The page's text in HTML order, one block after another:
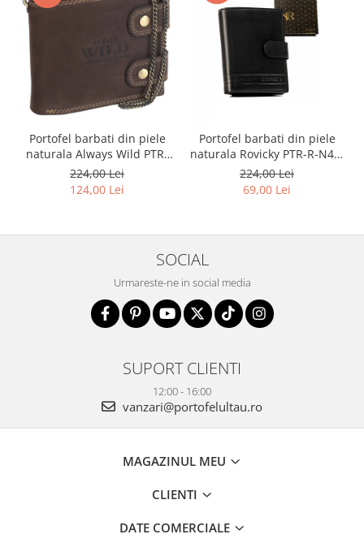
Portofel barbati din piele
naturala Always Wild PTR-
2900-BIC
224,00 Lei
124,00 Lei
Portofel barbati din piele
naturala Rovicky PTR-R-N4L-
GAT-8922 B+B
224,00 Lei
69,00 Lei
SOCIAL
Urmareste-ne in social media
SUPORT CLIENTI
12:00 - 16:00
vanzari@portofelultau.ro
MAGAZINUL MEU
CLIENTI
DATE COMERCIALE